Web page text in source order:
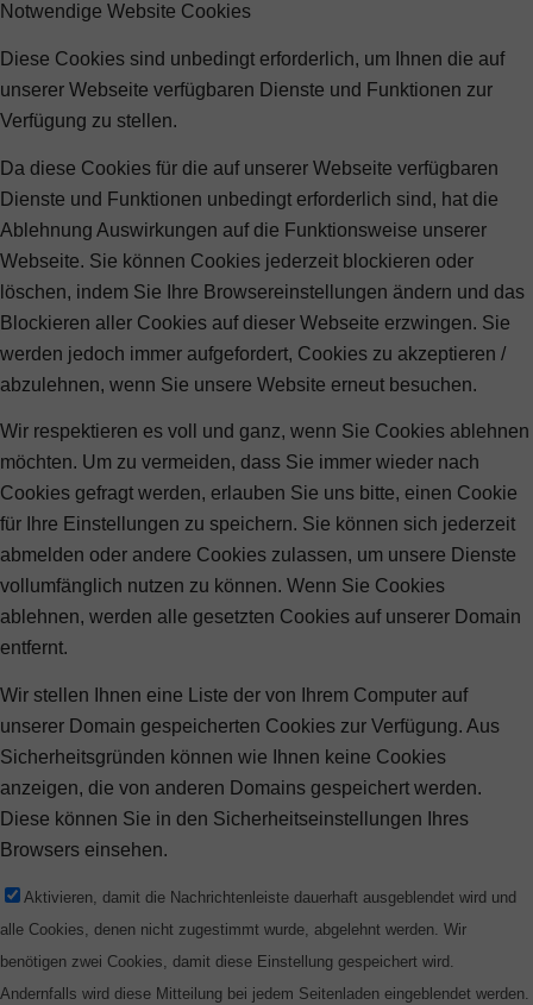
Notwendige Website Cookies
Diese Cookies sind unbedingt erforderlich, um Ihnen die auf
unserer Webseite verfügbaren Dienste und Funktionen zur
Verfügung zu stellen.
Da diese Cookies für die auf unserer Webseite verfügbaren
Dienste und Funktionen unbedingt erforderlich sind, hat die
Ablehnung Auswirkungen auf die Funktionsweise unserer
Webseite. Sie können Cookies jederzeit blockieren oder
löschen, indem Sie Ihre Browsereinstellungen ändern und das
Blockieren aller Cookies auf dieser Webseite erzwingen. Sie
werden jedoch immer aufgefordert, Cookies zu akzeptieren /
abzulehnen, wenn Sie unsere Website erneut besuchen.
Wir respektieren es voll und ganz, wenn Sie Cookies ablehnen
möchten. Um zu vermeiden, dass Sie immer wieder nach
Cookies gefragt werden, erlauben Sie uns bitte, einen Cookie
für Ihre Einstellungen zu speichern. Sie können sich jederzeit
abmelden oder andere Cookies zulassen, um unsere Dienste
vollumfänglich nutzen zu können. Wenn Sie Cookies
ablehnen, werden alle gesetzten Cookies auf unserer Domain
entfernt.
Wir stellen Ihnen eine Liste der von Ihrem Computer auf
unserer Domain gespeicherten Cookies zur Verfügung. Aus
Sicherheitsgründen können wie Ihnen keine Cookies
anzeigen, die von anderen Domains gespeichert werden.
Diese können Sie in den Sicherheitseinstellungen Ihres
Browsers einsehen.
Aktivieren, damit die Nachrichtenleiste dauerhaft ausgeblendet wird und
alle Cookies, denen nicht zugestimmt wurde, abgelehnt werden. Wir
benötigen zwei Cookies, damit diese Einstellung gespeichert wird.
Andernfalls wird diese Mitteilung bei jedem Seitenladen eingeblendet werden.